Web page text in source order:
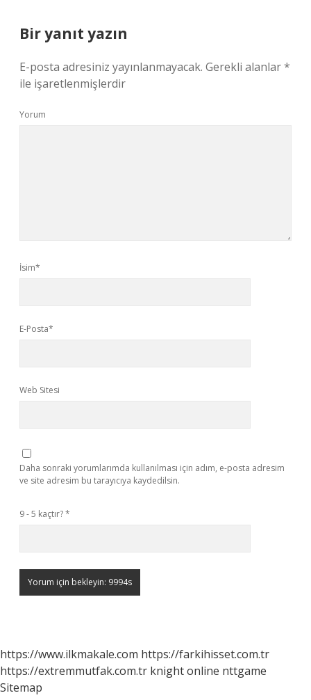
Bir yanıt yazın
E-posta adresiniz yayınlanmayacak. Gerekli alanlar*
ile işaretlenmişlerdir
Yorum
İsim*
E-Posta*
Web Sitesi
Daha sonraki yorumlarımda kullanılması için adım, e-posta adresim
ve site adresim bu tarayıcıya kaydedilsin.
9 - 5 kaçtır?*
https://www.ilkmakale.com https://farkihisset.com.tr
https://extremmutfak.com.tr knight online nttgame
Sitemap